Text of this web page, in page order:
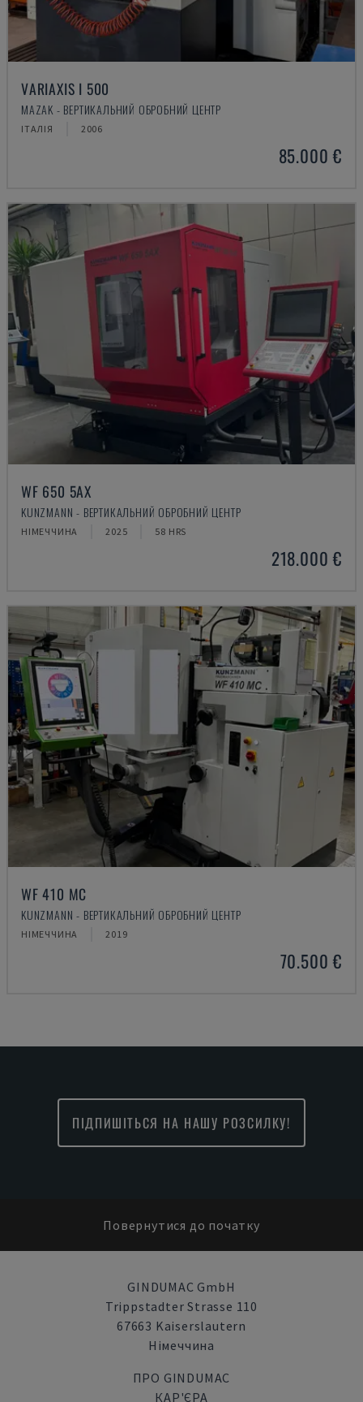
VARIAXIS I 500
MAZAK - ВЕРТИКАЛЬНИЙ ОБРОБНИЙ ЦЕНТР
ІТАЛІЯ 2006
85.000 €
WF 650 5AX
KUNZMANN - ВЕРТИКАЛЬНИЙ ОБРОБНИЙ ЦЕНТР
НІМЕЧЧИНА 2025 58 HRS
218.000 €
WF 410 MC
KUNZMANN - ВЕРТИКАЛЬНИЙ ОБРОБНИЙ ЦЕНТР
НІМЕЧЧИНА 2019
70.500 €
ПІДПИШІТЬСЯ НА НАШУ РОЗСИЛКУ!
Повернутися до початку
GINDUMAC GmbH
Trippstadter Strasse 110
67663 Kaiserslautern
Німеччина
ПРО GINDUMAC
КАР'ЄРА